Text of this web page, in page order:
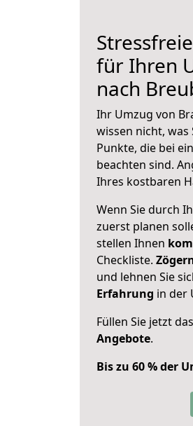
für Ihren
nach
Ihr Umzug von
wissen nicht, was
Punkte, die bei
beachten sind.
Ihres kostbaren
Wenn Sie durch
zuerst planen
stellen Ihnen
Checkliste.
und lehnen Sie
Erfahrung in der
Füllen Sie jetzt
Angebote.
Bis zu 60 % der